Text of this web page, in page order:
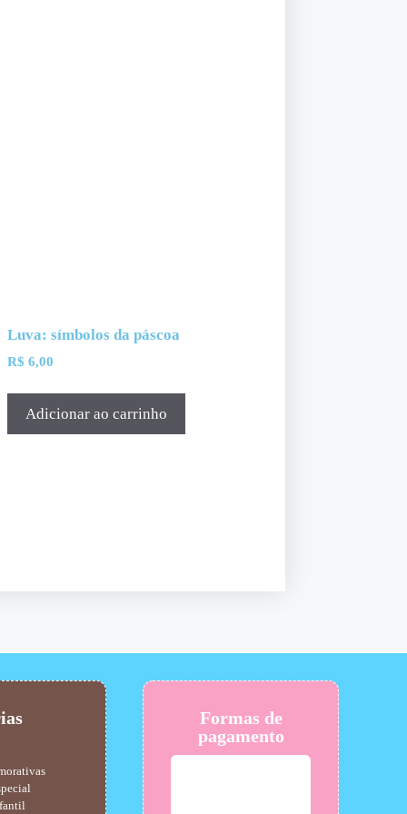
Luva: símbolos da páscoa
R$ 6,00
Adicionar ao carrinho
Formas de
pagamento